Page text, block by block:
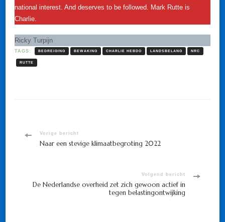
national interest. And deserves to be followed. Mark Rutte is
Charlie.
Ricky Turpijn
TAGS: BEDREIGING BEWAKING CHARLIE HEBDO LANDSBELANG NRC
RUTTE
Bericht
Vorige bericht
Naar een stevige klimaatbegroting 2022
Volgend bericht
De Nederlandse overheid zet zich gewoon actief in
tegen belastingontwijking